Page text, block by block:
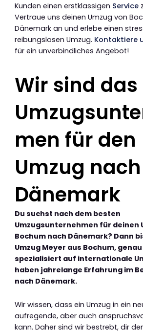
Kunden einen erstklassigen Service
Vertraue uns deinen Umzug von
Dänemark an und erlebe einen
reibungslosen Umzug. Kontaktiere
für ein unverbindliches Angebot!
Wir sind
men für den
Umzug nach
Dänemark
Du suchst nach dem besten
Umzugsunternehmen für deinen
Bochum nach Dänemark? Dann
Umzug Meyer aus Bochum,
spezialisiert auf internationale
haben jahrelange Erfahrung im
nach Dänemark.
Wir wissen, dass ein Umzug in ein
aufregende, aber auch
kann. Daher sind wir bestrebt, dir